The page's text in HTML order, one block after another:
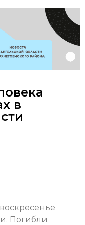
в
Погибли